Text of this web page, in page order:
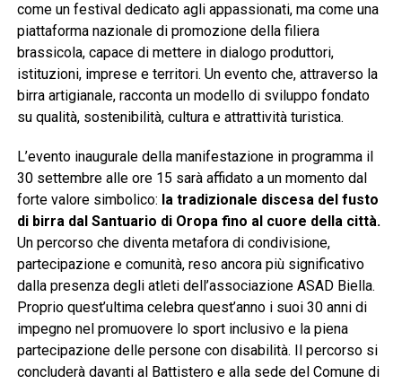
come un festival dedicato agli appassionati, ma come una
piattaforma nazionale di promozione della filiera
brassicola, capace di mettere in dialogo produttori,
istituzioni, imprese e territori. Un evento che, attraverso la
birra artigianale, racconta un modello di sviluppo fondato
su qualità, sostenibilità, cultura e attrattività turistica.
L’evento inaugurale della manifestazione in programma il
30 settembre alle ore 15 sarà affidato a un momento dal
forte valore simbolico: la tradizionale discesa del fusto
di birra dal Santuario di Oropa fino al cuore della città.
Un percorso che diventa metafora di condivisione,
partecipazione e comunità, reso ancora più significativo
dalla presenza degli atleti dell’associazione ASAD Biella.
Proprio quest’ultima celebra quest’anno i suoi 30 anni di
impegno nel promuovere lo sport inclusivo e la piena
partecipazione delle persone con disabilità. Il percorso si
concluderà davanti al Battistero e alla sede del Comune di